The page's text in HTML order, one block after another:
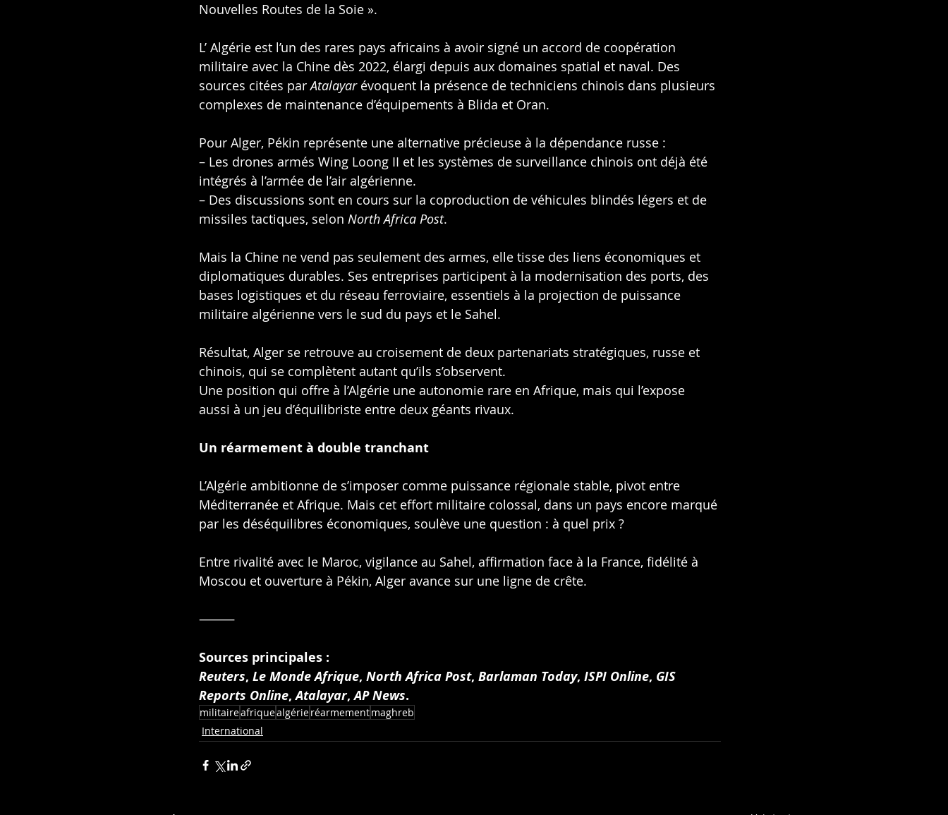
Nouvelles Routes de la Soie ».
L’ Algérie est l’un des rares pays africains à avoir signé un accord de coopération
militaire avec la Chine dès 2022, élargi depuis aux domaines spatial et naval. Des
sources citées par Atalayar évoquent la présence de techniciens chinois dans plusieurs
complexes de maintenance d’équipements à Blida et Oran.
Pour Alger, Pékin représente une alternative précieuse à la dépendance russe :
– Les drones armés Wing Loong II et les systèmes de surveillance chinois ont déjà été
intégrés à l’armée de l’air algérienne.
– Des discussions sont en cours sur la coproduction de véhicules blindés légers et de
missiles tactiques, selon North Africa Post.
Mais la Chine ne vend pas seulement des armes, elle tisse des liens économiques et
diplomatiques durables. Ses entreprises participent à la modernisation des ports, des
bases logistiques et du réseau ferroviaire, essentiels à la projection de puissance
militaire algérienne vers le sud du pays et le Sahel.
Résultat, Alger se retrouve au croisement de deux partenariats stratégiques, russe et
chinois, qui se complètent autant qu’ils s’observent.
Une position qui offre à l’Algérie une autonomie rare en Afrique, mais qui l’expose
aussi à un jeu d’équilibriste entre deux géants rivaux.
Un réarmement à double tranchant
L’Algérie ambitionne de s’imposer comme puissance régionale stable, pivot entre
Méditerranée et Afrique. Mais cet effort militaire colossal, dans un pays encore marqué
par les déséquilibres économiques, soulève une question : à quel prix ?
Entre rivalité avec le Maroc, vigilance au Sahel, affirmation face à la France, fidélité à
Moscou et ouverture à Pékin, Alger avance sur une ligne de crête.
⸻
Sources principales :
Reuters, Le Monde Afrique, North Africa Post, Barlaman Today, ISPI Online, GIS
Reports Online, Atalayar, AP News.
militaireafriquealgérieréarmementmaghreb
International